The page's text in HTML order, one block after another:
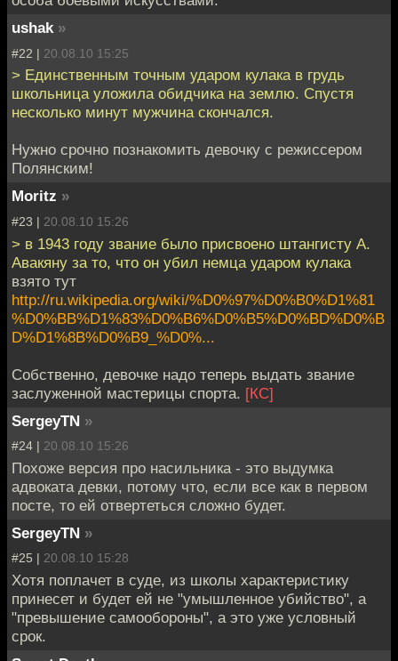
ushak »
#22 | 20.08.10 15:25
> Единственным точным ударом кулака в грудь
школьница уложила обидчика на землю. Спустя
несколько минут мужчина скончался.
Нужно срочно познакомить девочку с режиссером
Полянским!
Moritz »
#23 | 20.08.10 15:26
> в 1943 году звание было присвоено штангисту А.
Авакяну за то, что он убил немца ударом кулака
взято тут
http://ru.wikipedia.org/wiki/%D0%97%D0%B0%D1%81
%D0%BB%D1%83%D0%B6%D0%B5%D0%BD%D0%B
D%D1%8B%D0%B9_%D0%...
Собственно, девочке надо теперь выдать звание
заслуженной мастерицы спорта. [КС]
SergeyTN »
#24 | 20.08.10 15:26
Похоже версия про насильника - это выдумка
адвоката девки, потому что, если все как в первом
посте, то ей отвертеться сложно будет.
SergeyTN »
#25 | 20.08.10 15:28
Хотя поплачет в суде, из школы характеристику
принесет и будет ей не "умышленное убийство", а
"превышение самообороны", а это уже условный
срок.